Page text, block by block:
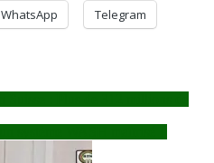
WhatsApp Telegram